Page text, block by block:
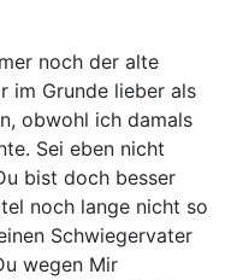
noch der alte
im Grunde lieber als
obwohl ich damals
Sei eben nicht
bist doch besser
noch lange nicht so
Schwiegervater
wegen Mir